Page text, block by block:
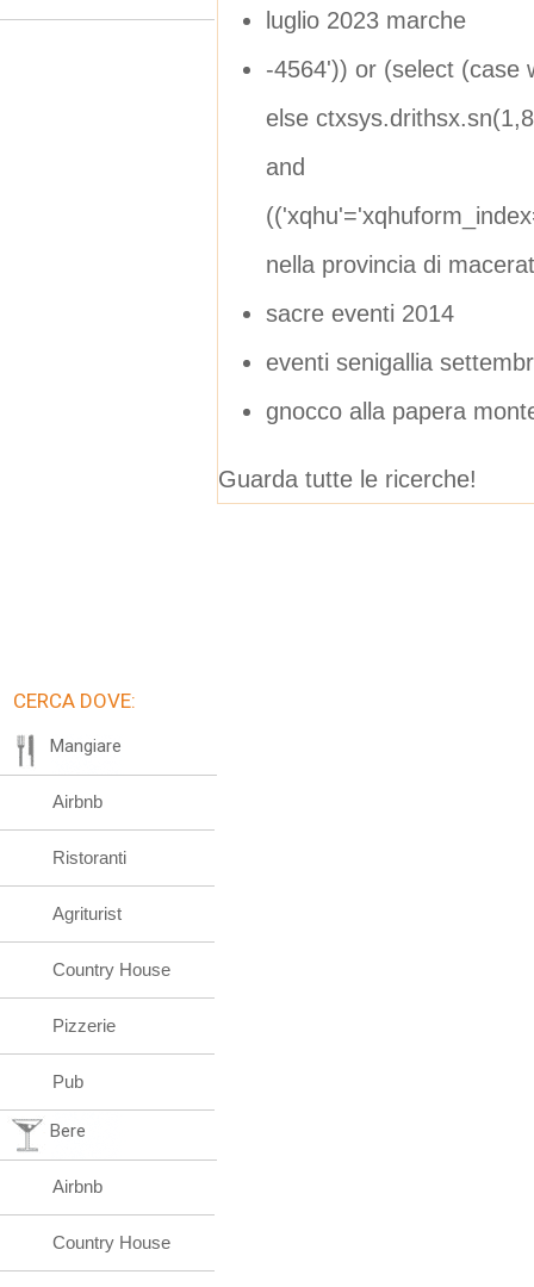
luglio 2023 marche
-4564')) or (select (case
else
and
nella provincia di
sacre eventi 2014
eventi senigallia
gnocco alla papera
Guarda tutte le ricerche!
CERCA DOVE:
Mangiare
Airbnb
Ristoranti
Agriturist
Country House
Pizzerie
Pub
Bere
Airbnb
Country House